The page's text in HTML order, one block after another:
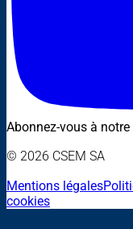
Abonnez-vous à
© 2026 CSEM SA
Mentions légales
cookies